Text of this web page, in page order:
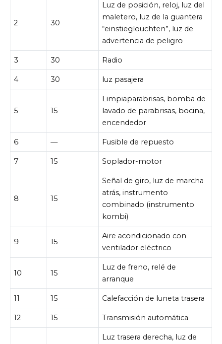
2 30
Luz de posición, reloj, luz del
maletero, luz de la guantera
“einstieglouchten”, luz de
advertencia de peligro
3 30 Radio
4 30 luz pasajera
5 15
Limpiaparabrisas, bomba de
lavado de parabrisas, bocina,
encendedor
6 — Fusible de repuesto
7 15 Soplador-motor
8 15
Señal de giro, luz de marcha
atrás, instrumento
combinado (instrumento
kombi)
9 15
Aire acondicionado con
ventilador eléctrico
10 15
Luz de freno, relé de
arranque
11 15 Calefacción de luneta trasera
12 15 Transmisión automática
Luz trasera derecha, luz de